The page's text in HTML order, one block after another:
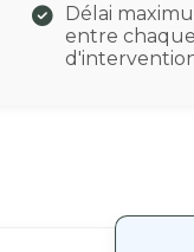
Délai
entre